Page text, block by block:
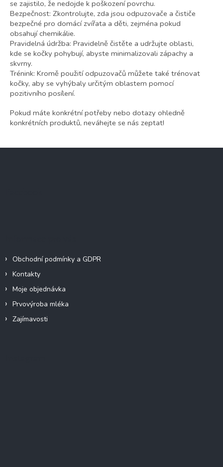
se zajistilo, že nedojde k poškození povrchu.
Bezpečnost: Zkontrolujte, zda jsou odpuzovače a čističe
bezpečné pro domácí zvířata a děti, zejména pokud
obsahují chemikálie.
Pravidelná údržba: Pravidelně čistěte a udržujte oblasti,
kde se kočky pohybují, abyste minimalizovali zápachy a
skvrny.
Trénink: Kromě použití odpuzovačů můžete také trénovat
kočky, aby se vyhýbaly určitým oblastem pomocí
pozitivního posílení.
Pokud máte konkrétní potřeby nebo dotazy ohledně
konkrétních produktů, neváhejte se nás zeptat!
Z
Obchodní podmínky a GDPR
Kontakty
Moje objednávka
Prvovýroba mléka
Zajímavosti